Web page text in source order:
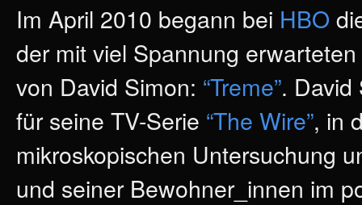
Im April 2010 begann bei HBO
der mit viel Spannung
von David Simon: “Treme”. David
für seine TV-Serie “The Wire”, in
mikroskopischen Untersuchung
und seiner Bewohner_innen im